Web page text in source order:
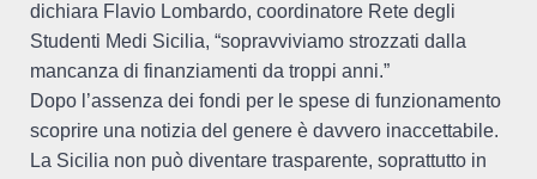
dichiara Flavio Lombardo, coordinatore Rete degli
Studenti Medi Sicilia, “sopravviviamo strozzati dalla
mancanza di finanziamenti da troppi anni.”
Dopo l’assenza dei fondi per le spese di funzionamento
scoprire una notizia del genere è davvero inaccettabile.
La Sicilia non può diventare trasparente, soprattutto in